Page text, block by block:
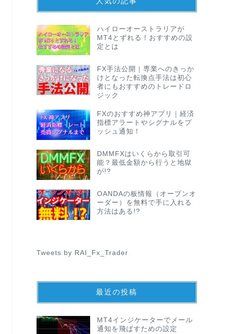
ハイローオーストラリアが
MT4とずれる！おすすめの設
定とは
FX手法公開｜専業へのきっか
けとなった転換点手法は初心
者にもおすすめのトレードロ
ジック
FXのおすすめ神アプリ｜経済
指標アラートやシグナルをプ
ッシュ通知！
DMMFXはいくらから取引可
能？最低金額から行うと地獄
が!?
OANDAの板情報（オープンオ
ーダー）を無料で手に入れる
方法はある!?
Tweets by RAI_Fx_Trader
最近の投稿
MT4インジケーターでメール
通知を飛ばすための設定